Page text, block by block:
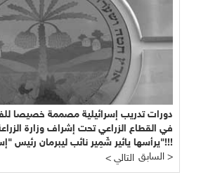
دراسة: "التنمية" بالتمويل الأجنبي وهم
< التالي السابق >